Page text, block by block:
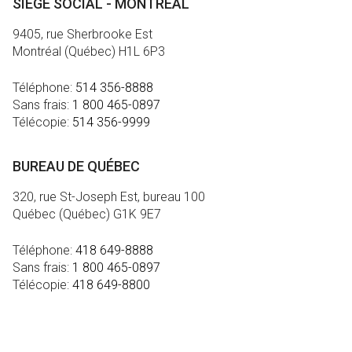
SIÈGE SOCIAL - MONTRÉAL
9405, rue Sherbrooke Est
Montréal (Québec) H1L 6P3
Téléphone: 514 356-8888
Sans frais: 1 800 465-0897
Télécopie: 514 356-9999
BUREAU DE QUÉBEC
320, rue St-Joseph Est, bureau 100
Québec (Québec) G1K 9E7
Téléphone: 418 649-8888
Sans frais: 1 800 465-0897
Télécopie: 418 649-8800